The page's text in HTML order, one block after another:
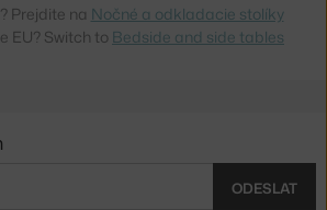
Prejdite na Nočné a odkladacie stolíky
EU? Switch to Bedside and side tables
ODESLAT